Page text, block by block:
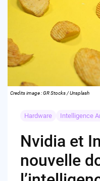
Credits image : GR Stocks / Unsplash
Hardware Intelligence
Nvidia et
nouvelle